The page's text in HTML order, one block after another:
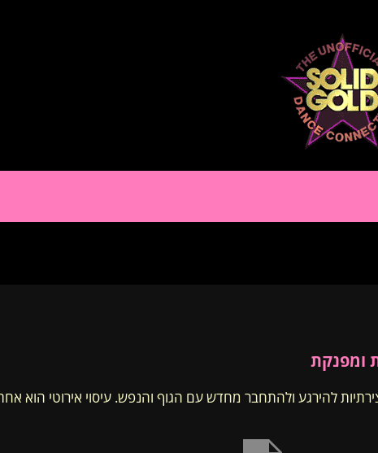
ומפנקת
להירגע ולהתחבר מחדש עם הגוף והנפש. עיסוי אירוטי הוא